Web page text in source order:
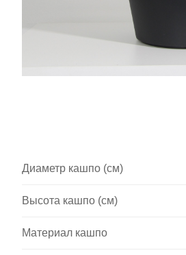
Диаметр кашпо (см)
Высота кашпо (см)
Материал кашпо